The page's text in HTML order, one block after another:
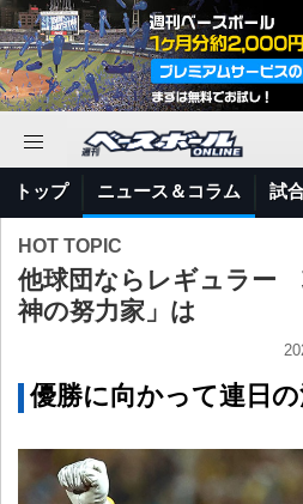
トップ ニュース＆コラム 試
HOT TOPIC
他球団ならレギュラー
神の努力家」は
優勝に向かって連日